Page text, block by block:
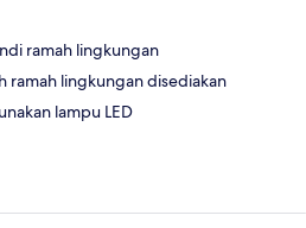
ramah lingkungan
ramah lingkungan disediakan
lampu LED